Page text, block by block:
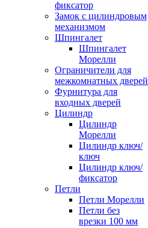
фиксатор
Замок с цилиндровым
механизмом
Шпингалет
Шпингалет
Морелли
Ограничители для
межкомнатных дверей
Фурнитура для
входных дверей
Цилиндр
Цилиндр
Морелли
Цилиндр ключ/
ключ
Цилиндр ключ/
фиксатор
Петли
Петли Морелли
Петли без
врезки 100 мм